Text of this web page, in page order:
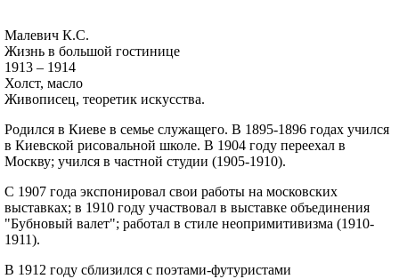
Малевич К.С.
Жизнь в большой гостинице
1913 – 1914
Холст, масло
Живописец, теоретик искусства.
Родился в Киеве в семье служащего. В 1895-1896 годах учился
в Киевской рисовальной школе. В 1904 году переехал в
Москву; учился в частной студии (1905-1910).
С 1907 года экспонировал свои работы на московских
выставках; в 1910 году участвовал в выставке объединения
"Бубновый валет"; работал в стиле неопримитивизма (1910-
1911).
В 1912 году сблизился с поэтами-футуристами